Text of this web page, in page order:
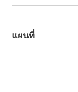
แผนที่